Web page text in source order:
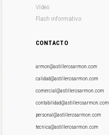
Vídeo
Flash informativo
CONTACTO
armon@astillerosarmon.com
calidad@astillerosarmon.com
comercial@astillerosarmon.com
contabilidad@astillerosarmon.com
personal@astillerosarmon.com
tecnica@astillerosarmon.com